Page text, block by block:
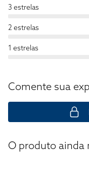
3 estrelas
2 estrelas
1 estrelas
Comente sua
O produto ainda